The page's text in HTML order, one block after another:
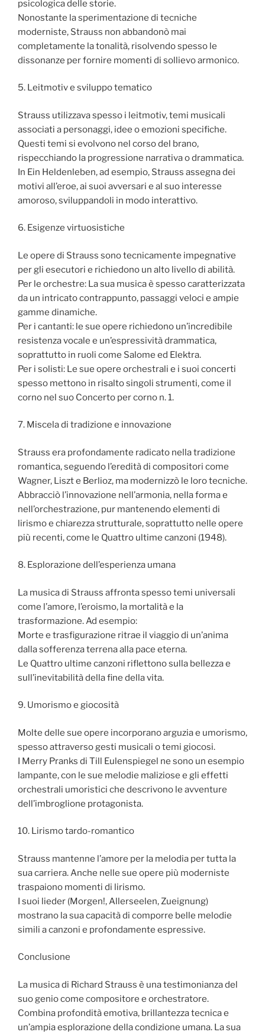
psicologica delle storie.
Nonostante la sperimentazione di tecniche
moderniste, Strauss non abbandonò mai
completamente la tonalità, risolvendo spesso le
dissonanze per fornire momenti di sollievo armonico.
5. Leitmotiv e sviluppo tematico
Strauss utilizzava spesso i leitmotiv, temi musicali
associati a personaggi, idee o emozioni specifiche.
Questi temi si evolvono nel corso del brano,
rispecchiando la progressione narrativa o drammatica.
In Ein Heldenleben, ad esempio, Strauss assegna dei
motivi all’eroe, ai suoi avversari e al suo interesse
amoroso, sviluppandoli in modo interattivo.
6. Esigenze virtuosistiche
Le opere di Strauss sono tecnicamente impegnative
per gli esecutori e richiedono un alto livello di abilità.
Per le orchestre: La sua musica è spesso caratterizzata
da un intricato contrappunto, passaggi veloci e ampie
gamme dinamiche.
Per i cantanti: le sue opere richiedono un’incredibile
resistenza vocale e un’espressività drammatica,
soprattutto in ruoli come Salome ed Elektra.
Per i solisti: Le sue opere orchestrali e i suoi concerti
spesso mettono in risalto singoli strumenti, come il
corno nel suo Concerto per corno n. 1.
7. Miscela di tradizione e innovazione
Strauss era profondamente radicato nella tradizione
romantica, seguendo l’eredità di compositori come
Wagner, Liszt e Berlioz, ma modernizzò le loro tecniche.
Abbracciò l’innovazione nell’armonia, nella forma e
nell’orchestrazione, pur mantenendo elementi di
lirismo e chiarezza strutturale, soprattutto nelle opere
più recenti, come le Quattro ultime canzoni (1948).
8. Esplorazione dell’esperienza umana
La musica di Strauss affronta spesso temi universali
come l’amore, l’eroismo, la mortalità e la
trasformazione. Ad esempio:
Morte e trasfigurazione ritrae il viaggio di un’anima
dalla sofferenza terrena alla pace eterna.
Le Quattro ultime canzoni riflettono sulla bellezza e
sull’inevitabilità della fine della vita.
9. Umorismo e giocosità
Molte delle sue opere incorporano arguzia e umorismo,
spesso attraverso gesti musicali o temi giocosi.
I Merry Pranks di Till Eulenspiegel ne sono un esempio
lampante, con le sue melodie maliziose e gli effetti
orchestrali umoristici che descrivono le avventure
dell’imbroglione protagonista.
10. Lirismo tardo-romantico
Strauss mantenne l’amore per la melodia per tutta la
sua carriera. Anche nelle sue opere più moderniste
traspaiono momenti di lirismo.
I suoi lieder (Morgen!, Allerseelen, Zueignung)
mostrano la sua capacità di comporre belle melodie
simili a canzoni e profondamente espressive.
Conclusione
La musica di Richard Strauss è una testimonianza del
suo genio come compositore e orchestratore.
Combina profondità emotiva, brillantezza tecnica e
un’ampia esplorazione della condizione umana. La sua